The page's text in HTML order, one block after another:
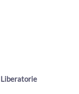
Liberatorie